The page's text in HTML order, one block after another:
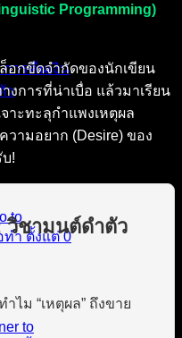
ารคืนเงิน
ว
to
ทำ ตั้งแต่ 0
to
Programming)
กขีดจำกัดของนักเขียน
งการที่น่าเบื่อ แล้วมาเรียน
าะทะลุกำแพงเหตุผล
ามอยาก (Desire) ของ
!
วิชามนต์ดำตัว
ไม “เหตุผล” ถึงขาย